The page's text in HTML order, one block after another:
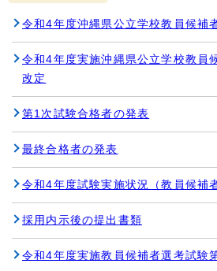
令和4年度沖縄県公立学校教員候
令和4年度実施沖縄県公立学校教員
改定
第1次試験合格者の発表
最終合格者の発表
令和4年度試験実施状況（教員候補
採用内示後の提出書類
令和4年度実施教員候補者選考試験